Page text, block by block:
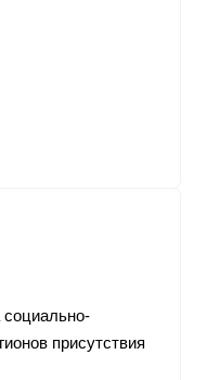
социально-
присутствия